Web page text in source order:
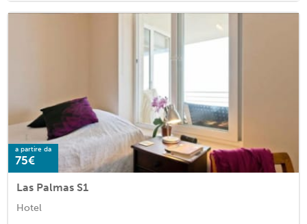
a partire da
75€
Las Palmas S1
Hotel